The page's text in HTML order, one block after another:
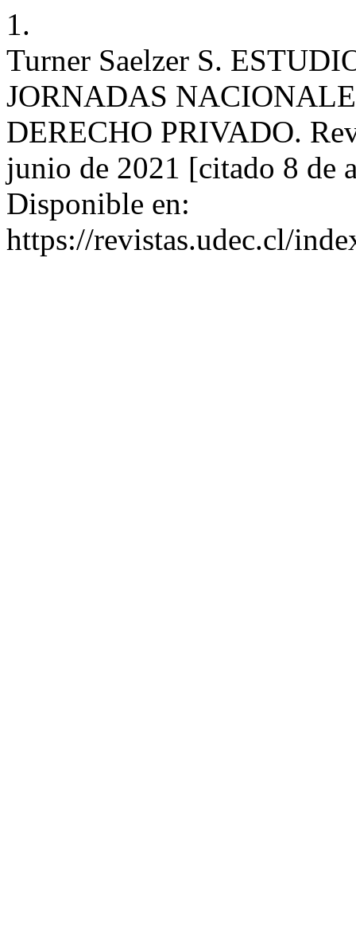
1.
Turner Saelzer S.
JORNADAS
DERECHO PRIVADO.
junio de 2021 [citado 8 de
Disponible en:
https://revistas.udec.cl/